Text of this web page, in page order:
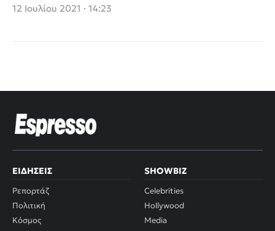
Karius (video)
12 Ιουλίου 2021 · 14:23
ΕΙΔΉΣΕΙΣ
Ρεπορτάζ
Πολιτική
Κόσμος
SHOWBIZ
Celebrities
Hollywood
Media